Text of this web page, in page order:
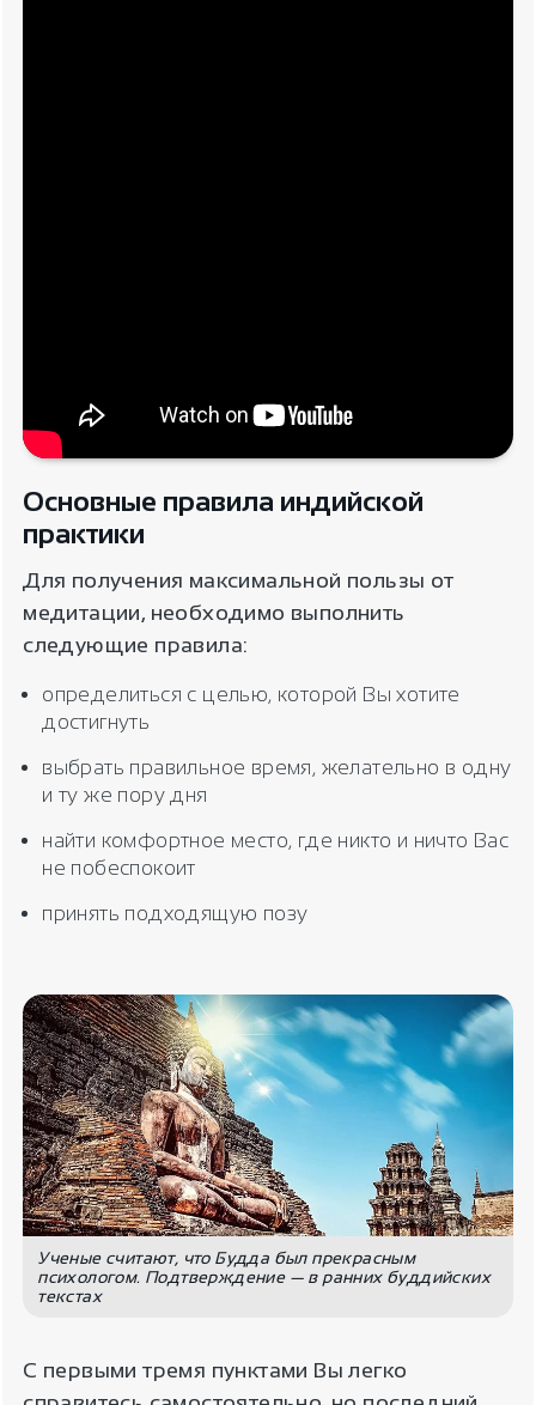
Основные правила индийской
практики
Для получения максимальной пользы от
медитации, необходимо выполнить
следующие правила:
определиться с целью, которой Вы хотите
достигнуть
выбрать правильное время, желательно в одну
и ту же пору дня
найти комфортное место, где никто и ничто Вас
не побеспокоит
принять подходящую позу
Ученые считают, что Будда был прекрасным
психологом. Подтверждение — в ранних буддийских
текстах
С первыми тремя пунктами Вы легко